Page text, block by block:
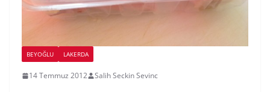
BEYOĞLU LAKERDA
14 Temmuz 2012 Salih Seckin Sevinc